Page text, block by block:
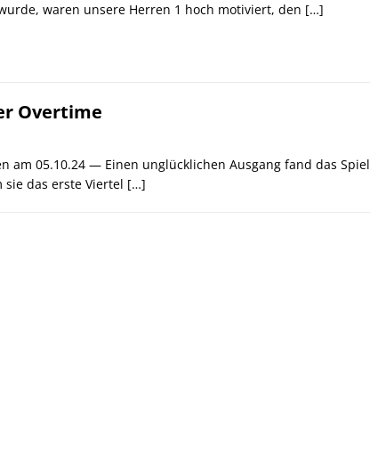
waren unsere Herren 1 hoch motiviert, den […]
Overtime
am 05.10.24 — Einen unglücklichen Ausgang fand das Spiel
das erste Viertel […]